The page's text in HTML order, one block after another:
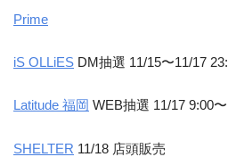
Prime
iS OLLiES DM抽選 11/15〜11/17
Latitude 福岡 WEB抽選 11/17 9:00
SHELTER 11/18 店頭販売